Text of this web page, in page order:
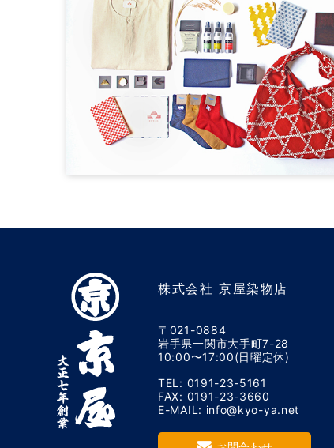
株式会社 京屋染物店
〒021-0884
岩手県一関市大手町7-28
10:00〜17:00(日曜定休)
TEL: 0191-23-5161
FAX: 0191-23-3660
E-MAIL: info@kyo-ya.net